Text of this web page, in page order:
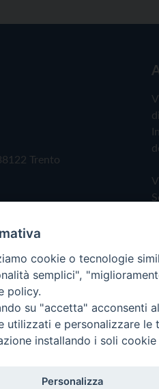
Trento
diritti riservati - Vita
cookie o tecnologie
semplici",
policy.
su "accetta" acconsenti
utilizzati e personalizzare le
installando i soli
Personalizza